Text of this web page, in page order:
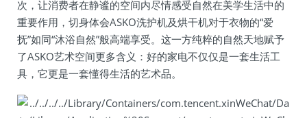
次，让消费者在静谧的空间内尽情感受自然在美学生活中的
重要作用，切身体会ASKO洗护机及烘干机对于衣物的“爱
抚”如同“沐浴自然”般高端享受。这一方纯粹的自然天地赋予
了ASKO艺术空间更多含义：好的家电不仅仅是一套生活工
具，它更是一套懂得生活的艺术品。